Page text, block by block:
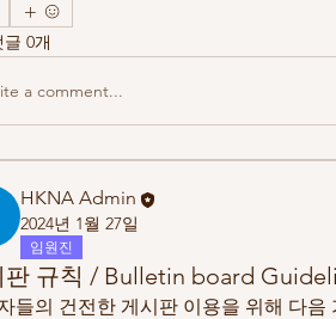
글 0개
a comment...
HKNA Admin
2024년 1월 27일
임원진
판 규칙 / Bulletin board
들의 건전한 게시판 이용을 위해 다